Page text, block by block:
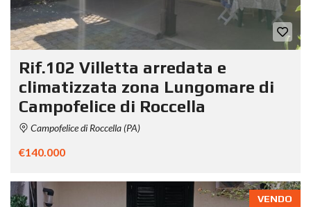
Rif.102 Villetta arredata e
climatizzata zona Lungomare di
Campofelice di Roccella
Campofelice di Roccella (PA)
€140.000
VENDO